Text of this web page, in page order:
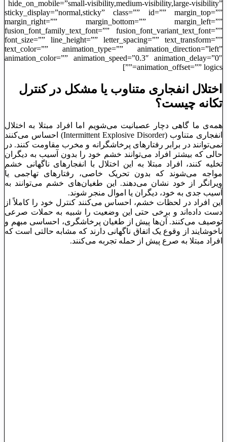
hide_on_mobile=”small-visibility,medium-visibility,large-visibility”
sticky_display=”normal,sticky” class=”” id=”” margin_top=””
margin_right=”” margin_bottom=”” margin_left=””
fusion_font_family_text_font=”” fusion_font_variant_text_font=””
font_size=”” line_height=”” letter_spacing=”” text_transform=””
text_color=”” animation_type=”” animation_direction=”left”
animation_color=”” animation_speed=”0.3″ animation_delay=”0″
animation_offset=”” logics=””]
اختلال انفجاری متناوب یا مشکل در کنترل
تکانه چیست؟
همه‌ی ما گاهی دچار عصبانیت می‌شویم اما افراد مبتلا به اختلال
انفجاری متناوب (Intermittent Explosive Disorder) احساس می‌کنند
نمی‌توانند در برابر رفتارهای پرخاشگرانه و مخرب مقاومت کنند. در
حالی که بیشتر افراد می‌توانند خشم خود را بدون آسیب به دیگران
تخلیه کنند، افراد مبتلا به این اختلال با انفجارهای ناگهانی خشم
مواجه می‌شوند که بدون تحریک خاصی، رفتارهای تهاجمی یا
ویرانگر از خود نشان می‌دهند. این طغیان‌های خشم می‌توانند به
آسیب جدی به خود، دیگران یا اموال منجر شوند.
این افراد در لحظات خشم، احساس می‌کنند کنترل خود را کاملاً از
دست داده‌اند و برخی حتی این وضعیت را شبیه به حملات صرعی
توصیف می‌کنند. آن‌ها پیش از طغیان پرخاشگری، احساسی مبهم و
ناخوشایند از وقوع یک اتفاق ناگهانی دارند که مشابه حالتی است که
افراد مبتلا به صرع پیش از حمله تجربه می‌کنند.